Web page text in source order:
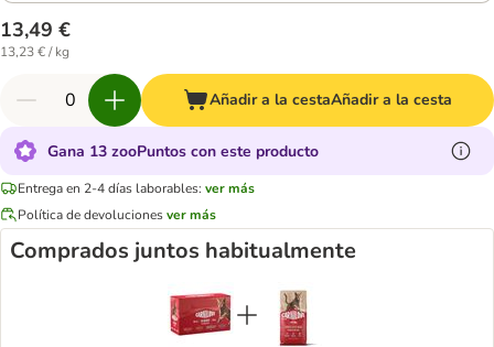
13,49 €
13,23 € / kg
Añadir a la cestaAñadir a la cesta
Gana 13 zooPuntos con este producto
Entrega en 2-4 días laborables: ver más
Política de devolucionesver más
Comprados juntos habitualmente